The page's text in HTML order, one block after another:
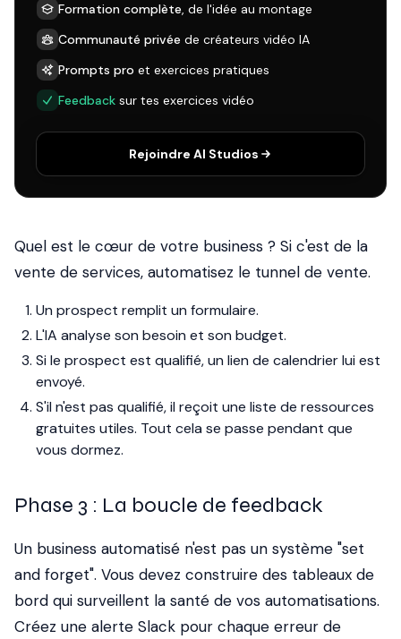
Formation complète, de l'idée au montage
Communauté privée de créateurs vidéo IA
Prompts pro et exercices pratiques
Feedback sur tes exercices vidéo
Rejoindre AI Studios
Quel est le cœur de votre business ? Si c'est de la
vente de services, automatisez le tunnel de vente.
Un prospect remplit un formulaire.
L'IA analyse son besoin et son budget.
Si le prospect est qualifié, un lien de calendrier lui est
envoyé.
S'il n'est pas qualifié, il reçoit une liste de ressources
gratuites utiles. Tout cela se passe pendant que
vous dormez.
Phase 3 : La boucle de feedback
Un business automatisé n'est pas un système "set
and forget". Vous devez construire des tableaux de
bord qui surveillent la santé de vos automatisations.
Créez une alerte Slack pour chaque erreur de